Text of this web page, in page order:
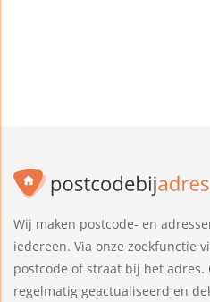
Wij maken postcode- en
iedereen. Via onze zoekfunctie
postcode of straat bij het adres.
regelmatig geactualiseerd en